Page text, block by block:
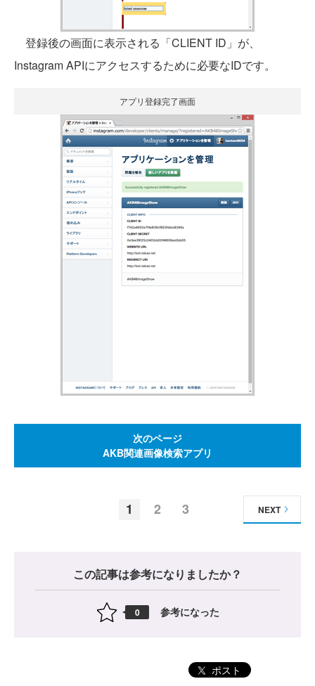
登録後の画面に表示される「CLIENT ID」が、
Instagram APIにアクセスするために必要なIDです。
アプリ登録完了画面
次のページ
AKB関連画像検索アプリ
1 2 3 NEXT
この記事は参考になりましたか？
0 参考になった
ポスト